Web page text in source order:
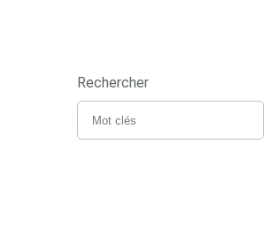
Rechercher